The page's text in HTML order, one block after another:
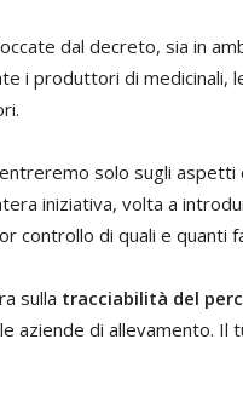
dal decreto, sia in
i produttori di medicinali,
solo sugli aspetti
iniziativa, volta a
controllo di quali e quanti
sulla tracciabilità del
aziende di allevamento. Il